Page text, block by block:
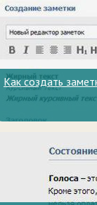
Как создать